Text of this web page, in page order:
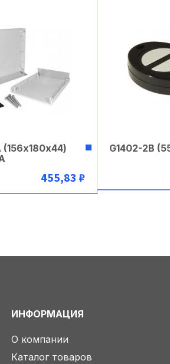
(156х180х44)
455,83 ₽
G1402-2B
ИНФОРМАЦИЯ
О компании
Каталог товаров